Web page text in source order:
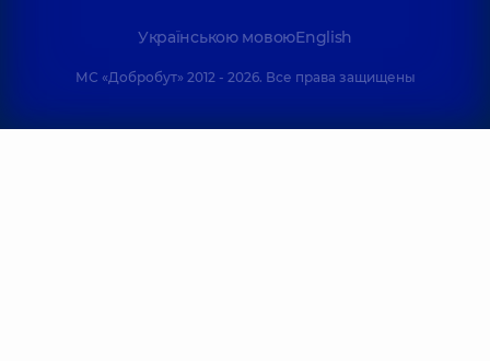
Українською мовоюEnglish
МС «Добробут» 2012 - 2026. Все права защищены